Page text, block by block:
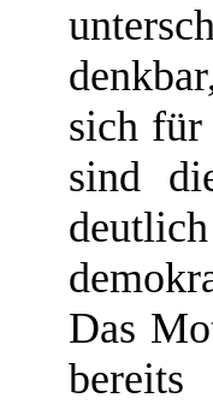
sich für
sind
Das